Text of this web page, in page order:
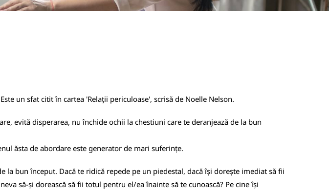
un sfat citit în cartea 'Relații periculoase', scrisă de Noelle Nelson.
evită disperarea, nu închide ochii la chestiuni care te deranjează de la bun
ăsta de abordare este generator de mari suferințe.
bun început. Dacă te ridică repede pe un piedestal, dacă își dorește imediat să fii
să-și dorească să fii totul pentru el/ea înainte să te cunoască? Pe cine își